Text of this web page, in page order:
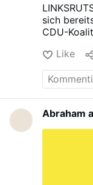
sich
CDU-
gehört zu
durch EU
Söder:
als eine
Like
Abraham